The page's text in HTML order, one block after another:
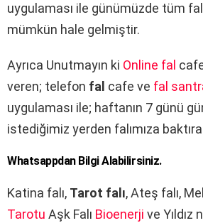
uygulaması ile günümüzde tüm
mümkün hale gelmiştir.
Ayrıca Unutmayın ki Online fal
veren; telefon fal cafe ve fal
uygulaması ile; haftanın 7 günü
istediğimiz yerden falımıza
Whatsappdan Bilgi Alabilirsiniz.
Katina falı, Tarot falı, Ateş falı,
Tarotu Aşk Falı Bioenerji ve